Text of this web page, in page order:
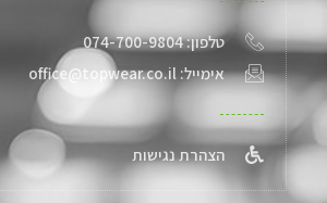
טלפון: 074-700-9804
אימייל: office@topwear.co.il
הצהרת נגישות